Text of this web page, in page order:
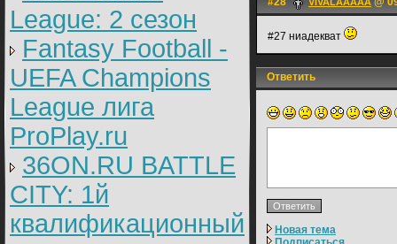
League: 2 cезон
Fantasy Football -
UEFA Champions
League лига
ProPlay.ru
36ON.RU BATTLE
CITY: 1й
квалификационный
#27 ниадекват
Ответить
Новая тема